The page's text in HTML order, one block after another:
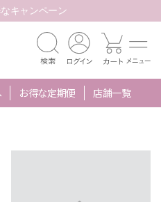
キャンペーン
お得な定期便 店舗一覧